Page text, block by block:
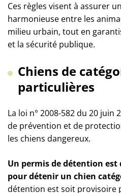
Ces règles visent à assurer
harmonieuse entre les
milieu urbain, tout en
et la sécurité publique.
Chiens de
particulières
La loi n° 2008-582 du 20 juin
de prévention et de
les chiens dangereux.
Un permis de détention
pour détenir un chien
détention est soit provisoire